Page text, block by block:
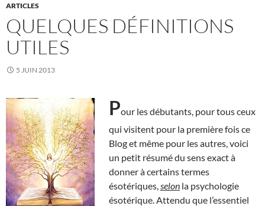
ARTICLES
QUELQUES DÉFINITIONS
UTILES
5 JUIN 2013
Pour les débutants, pour tous ceux
qui visitent pour la première fois ce
Blog et même pour les autres, voici
un petit résumé du sens exact à
donner à certains termes
ésotériques, selon la psychologie
ésotérique. Attendu que l’essentiel